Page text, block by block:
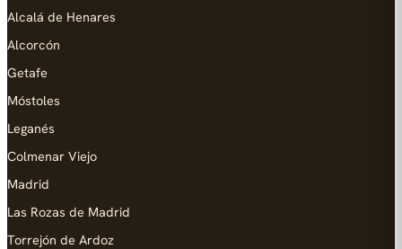
Alcalá de Henares
Alcorcón
Getafe
Móstoles
Leganés
Colmenar Viejo
Madrid
Las Rozas de Madrid
Torrejón de Ardoz